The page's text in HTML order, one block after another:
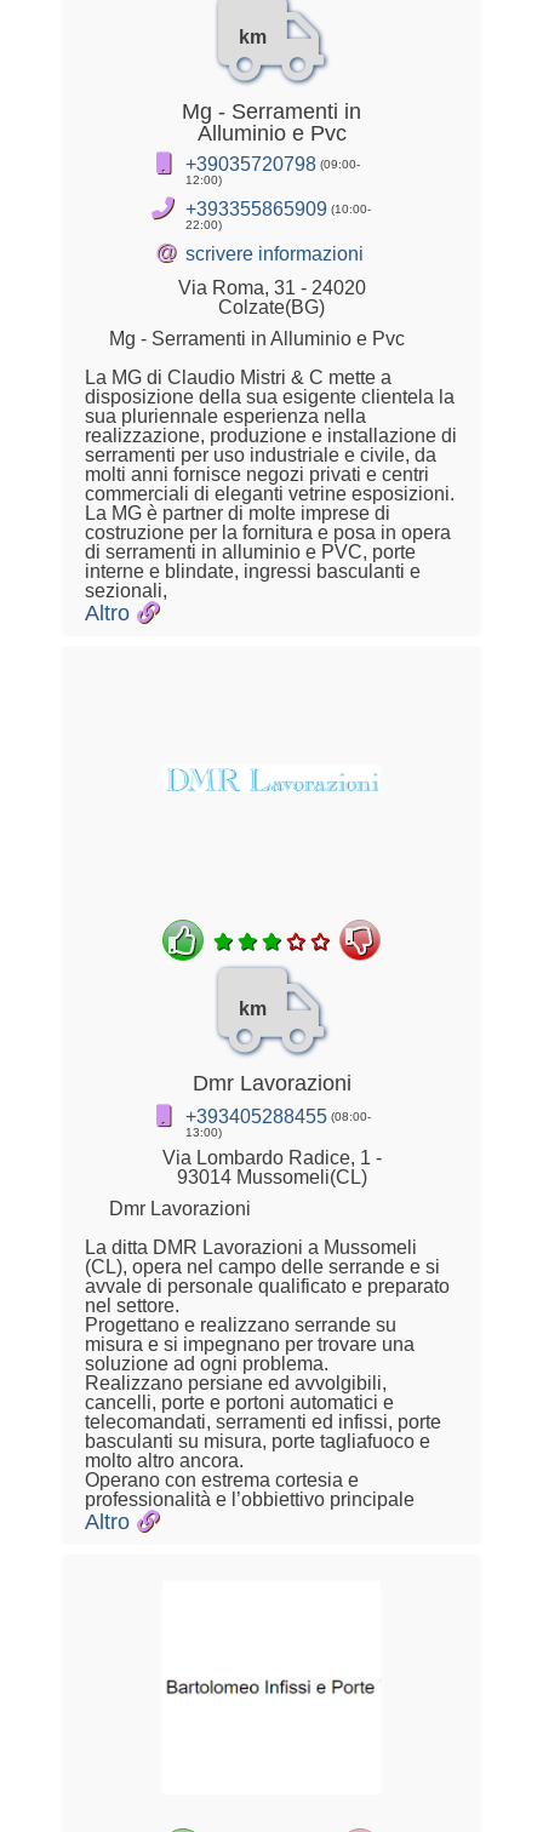
km
Mg - Serramenti in
Alluminio e Pvc
+39035720798 (09:00-
12:00)
+393355865909 (10:00-
22:00)
@ scrivere informazioni
Via Roma, 31 - 24020
Colzate(BG)
Mg - Serramenti in Alluminio e Pvc
La MG di Claudio Mistri & C mette a
disposizione della sua esigente clientela la
sua pluriennale esperienza nella
realizzazione, produzione e installazione di
serramenti per uso industriale e civile, da
molti anni fornisce negozi privati e centri
commerciali di eleganti vetrine esposizioni.
La MG è partner di molte imprese di
costruzione per la fornitura e posa in opera
di serramenti in alluminio e PVC, porte
interne e blindate, ingressi basculanti e
sezionali,
Altro
km
Dmr Lavorazioni
+393405288455 (08:00-
13:00)
Via Lombardo Radice, 1 -
93014 Mussomeli(CL)
Dmr Lavorazioni
La ditta DMR Lavorazioni a Mussomeli
(CL), opera nel campo delle serrande e si
avvale di personale qualificato e preparato
nel settore.
Progettano e realizzano serrande su
misura e si impegnano per trovare una
soluzione ad ogni problema.
Realizzano persiane ed avvolgibili,
cancelli, porte e portoni automatici e
telecomandati, serramenti ed infissi, porte
basculanti su misura, porte tagliafuoco e
molto altro ancora.
Operano con estrema cortesia e
professionalità e l’obbiettivo principale
Altro